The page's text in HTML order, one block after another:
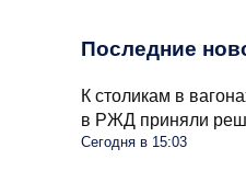
Последние
К столикам в
в РЖД приняли
Сегодня в 15:03